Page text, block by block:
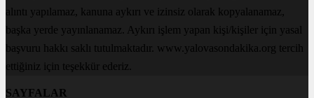
alıntı yapılamaz, kanuna aykırı ve izinsiz olarak kopyalanamaz,
başka yerde yayınlanamaz. Aykırı işlem yapan kişi/kişiler için yasal
başvuru hakkı saklı tutulmaktadır. www.yalovasondakika.org tercih
ettiğiniz için teşekkür ederiz.
SAYFALAR